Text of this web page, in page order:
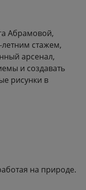
Абрамовой,
стажем,
арсенал,
и создавать
рисунки в
на природе.